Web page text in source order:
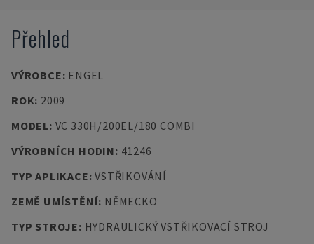
Přehled
VÝROBCE: ENGEL
ROK: 2009
MODEL: VC 330H/200EL/180 COMBI
VÝROBNÍCH HODIN: 41246
TYP APLIKACE:VSTŘIKOVÁNÍ
ZEMĚ UMÍSTĚNÍ: NĚMECKO
TYP STROJE: HYDRAULICKÝ VSTŘIKOVACÍ STROJ